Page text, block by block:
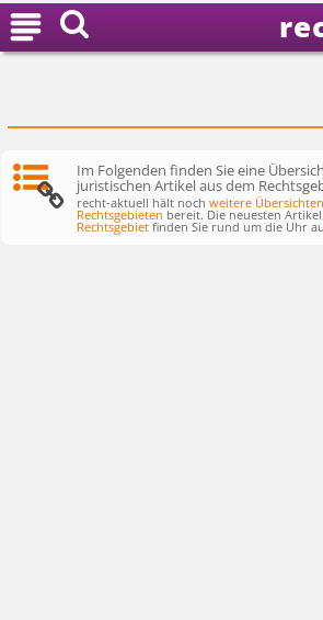

Im Folgenden finden Sie eine
juristischen Artikel aus dem
recht-aktuell hält nochweitere
Rechtsgebieten bereit. Die neuesten
Rechtsgebiet finden Sie rund um die Uhr